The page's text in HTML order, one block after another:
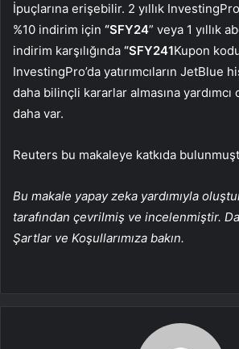
İpuçlarına erişebilir. 2 yıllık
%10 indirim için “SFY24” veya 1 yıllık
indirim karşılığında “SFY241Kupon
InvestingPro’da yatırımcıların JetBlue
daha bilinçli kararlar almasına
daha var.
Reuters bu makaleye katkıda
Bu makale yapay zeka yardımıyla
tarafından çevrilmiş ve incelenmiştir.
Şartlar ve Koşullarımıza bakın.